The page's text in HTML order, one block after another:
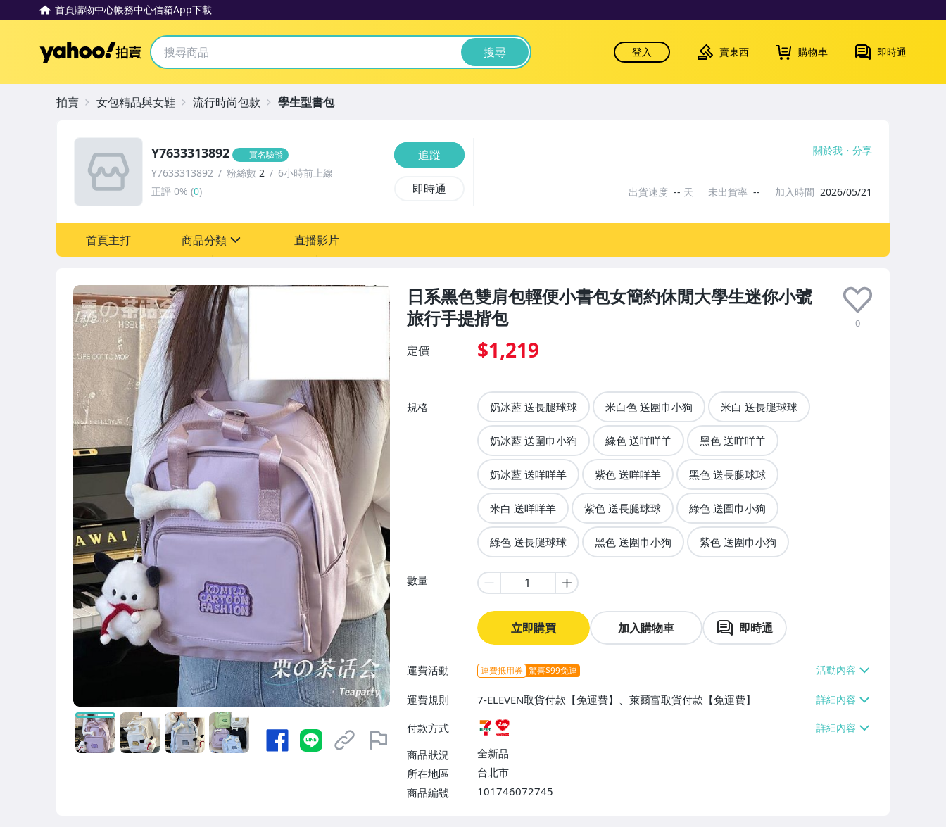
首頁購物中心帳務中心信箱App下載
Yahoo拍賣 搜尋 登入 賣東西 購物車 即時通
日系黑色雙肩包輕便小書包女簡約休閒大學生迷你小號
旅行手提揹包
0
定價 $1,219
規格 奶冰藍 送長腿球球 米白色 送圍巾小狗 米白 送長腿球球
奶冰藍 送圍巾小狗 綠色 送咩咩羊 黑色 送咩咩羊
奶冰藍 送咩咩羊 紫色 送咩咩羊 黑色 送長腿球球
米白 送咩咩羊 紫色 送長腿球球 綠色 送圍巾小狗
綠色 送長腿球球 黑色 送圍巾小狗 紫色 送圍巾小狗
數量
立即購買 加入購物車 即時通
運費活動 運費抵用券 驚喜$99免運
運費規則
7-ELEVEN取貨付款【免運費】、萊爾富取貨付款【免運費】
付款方式
商品狀況
全新品
所在地區
台北市
商品編號
101746072745
Y7633313892 實名驗證
Y7633313892 粉絲數 2
6小時前上線
正評 0% (0)
追蹤
即時通
關於我 分享
出貨速度 -- 天 未出貨率 -- 加入時間 2026/05/21
首頁主打 商品分類
圖書/影音/文具
古董、藝術與礦石
手機、配件與通訊
美容保養與彩妝
電腦、平板與周邊
相機、攝影與周邊
運動、戶外與休閒
嬰幼兒與孕婦
汽機車精品百貨
居家、家具與園藝
玩具、模型與公仔
男性精品與服飾
偶像、球員卡與郵幣
手錶與飾品配件
女包精品與女鞋
直播影片
拍賣 女包精品與女鞋 流行時尚包款 學生型書包